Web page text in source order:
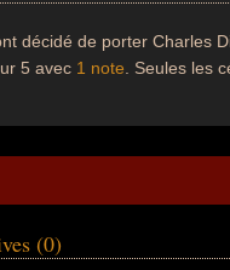
décidé de porter Charles
5 avec 1 note . Seules les
(0)